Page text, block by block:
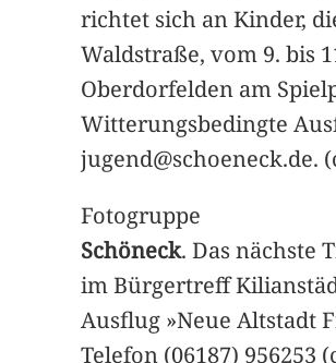
richtet sich an Kinder,
Waldstraße, vom 9. bis
Oberdorfelden am
Witterungsbedingte
jugend@schoeneck.de.
Fotogruppe
Schöneck. Das nächste
im Bürgertreff
Ausflug »Neue Altstadt
Telefon (06187) 956253